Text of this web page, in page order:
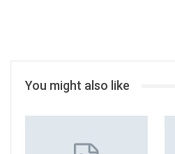
You might also like